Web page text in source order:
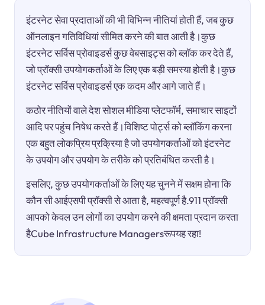
इंटरनेट सेवा प्रदाताओं की भी विभिन्न नीतियां होती हैं, जब कुछ
ऑनलाइन गतिविधियां सीमित करने की बात आती है।कुछ
इंटरनेट सर्विस प्रोवाइडर्स कुछ वेबसाइट्स को ब्लॉक कर देते हैं,
जो प्रॉक्सी उपयोगकर्ताओं के लिए एक बड़ी समस्या होती है।कुछ
इंटरनेट सर्विस प्रोवाइडर्स एक कदम और आगे जाते हैं।
कठोर नीतियों वाले देश सोशल मीडिया प्लेटफॉर्म, समाचार साइटों
आदि पर पहुंच निषेध करते हैं।विशिष्ट पोर्ट्स को ब्लॉकिंग करना
एक बहुत लोकप्रिय प्रक्रिया है जो उपयोगकर्ताओं को इंटरनेट
के उपयोग और उपयोग के तरीके को प्रतिबंधित करती है।
इसलिए, कुछ उपयोगकर्ताओं के लिए यह चुनने में सक्षम होना कि
कौन सी आईएसपी प्रॉक्सी से आता है, महत्वपूर्ण है.911 प्रॉक्सी
आपको केवल उन लोगों का उपयोग करने की क्षमता प्रदान करता
हैCube Infrastructure Managersरूपयह रहा!